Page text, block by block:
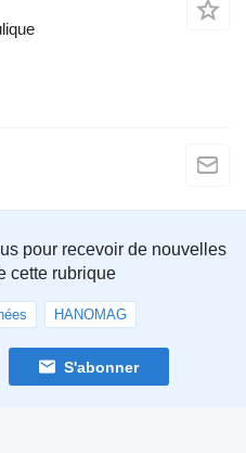
pour recevoir de nouvelles
cette rubrique
HANOMAG
S'abonner